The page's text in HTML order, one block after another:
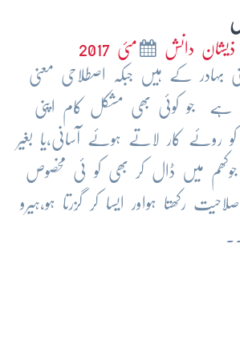
دانش
مئی 2017
بہادر کے ہیں جبکہ اصطلاحی معنی
ہے جو کوئی بھی مشکل کام اپنی
روئے کار لاتے ہوئے آسانی،یا بغیر
جوکھم میں ڈال کر بھی کو ئی مخصوص
رکھتا ہواور ایسا کر گزرتا ہو،ہیرو